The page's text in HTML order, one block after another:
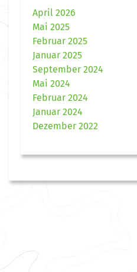
April 2026
Mai 2025
Februar 2025
Januar 2025
September 2024
Mai 2024
Februar 2024
Januar 2024
Dezember 2022